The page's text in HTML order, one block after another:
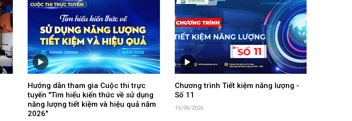
Hướng dẫn tham gia Cuộc thi trực
tuyến "Tìm hiểu kiến thức về sử dụng
năng lượng tiết kiệm và hiệu quả năm
2026"
Chương trình Tiết kiệm năng lượng -
Số 11
15/06/2026